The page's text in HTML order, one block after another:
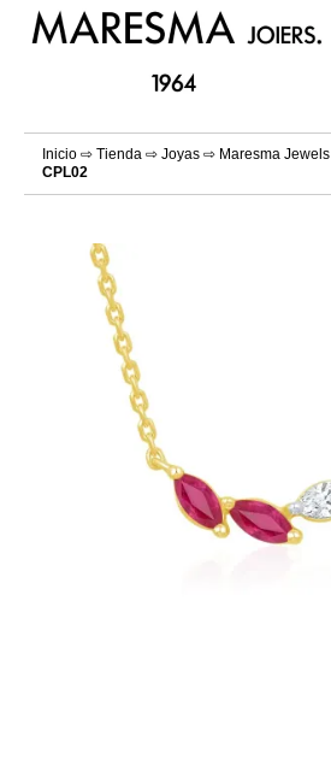
Inicio ⇨ Tienda ⇨ Joyas ⇨ Maresma Jewels
CPL02